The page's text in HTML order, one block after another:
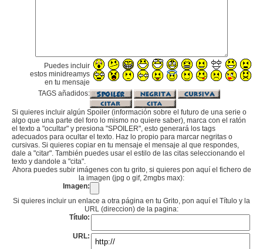
Puedes incluir
estos minidreamys
en tu mensaje
TAGS añadidos:
Si quieres incluir algún Spoiler (información sobre el futuro de una serie o
algo que una parte del foro lo mismo no quiere saber), marca con el ratón
el texto a "ocultar" y presiona "SPOILER", esto generará los tags
adecuados para ocultar el texto. Haz lo propio para marcar negritas o
cursivas. Si quieres copiar en tu mensaje el mensaje al que respondes,
dale a "citar". También puedes usar el estilo de las citas seleccionando el
texto y dandole a "cita".
Ahora puedes subir imágenes con tu grito, si quieres pon aquí el fichero de
la imagen (jpg o gif, 2mgbs max):
Imagen:
Si quieres incluir un enlace a otra página en tu Grito, pon aquí el Título y la
URL (direccion) de la pagina:
Título:
URL: